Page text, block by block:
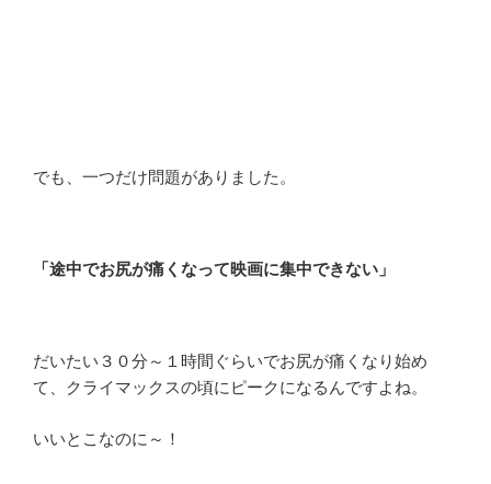
でも、一つだけ問題がありました。
「途中でお尻が痛くなって映画に集中できない」
だいたい３０分～１時間ぐらいでお尻が痛くなり始め
て、クライマックスの頃にピークになるんですよね。
いいとこなのに～！